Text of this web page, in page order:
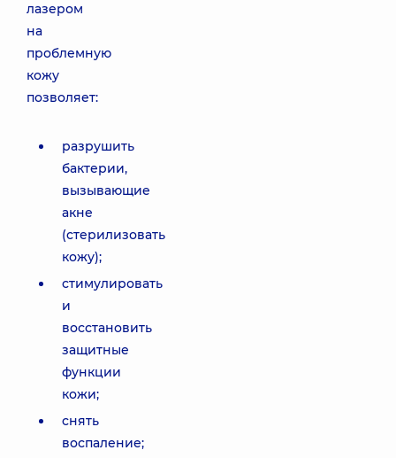
лазером
на
проблемную
кожу
позволяет:
разрушить
бактерии,
вызывающие
акне
(стерилизовать
кожу);
стимулировать
и
восстановить
защитные
функции
кожи;
снять
воспаление;